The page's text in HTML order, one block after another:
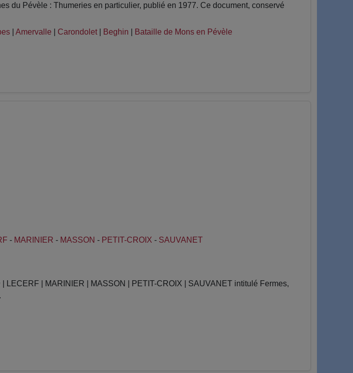
du Pévèle : Thumeries en particulier, publié en 1977. Ce document, conservé
Amervalle Carondolet Beghin
Bataille de Mons en Pévèle
- MARINIER - MASSON - PETIT-CROIX - SAUVANET
| MARINIER | MASSON | PETIT-CROIX | SAUVANET intitulé Fermes,